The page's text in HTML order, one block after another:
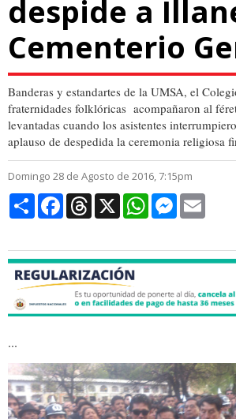
despide a
Cementerio
Banderas y estandartes de la UMSA, el
fraternidades folklóricas acompañaron al
levantadas cuando los asistentes
aplauso de despedida la ceremonia religiosa
Domingo 28 de Agosto de 2016, 7:15pm
CompartirFacebookThreads
X WhatsAppMessenger
...
illanes-
sepelio.jpg